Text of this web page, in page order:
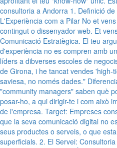
Català.
Especialistes
en
Hotels,
Restaurants,
Constructores,
Advocats,
Assessories
i
empreses
de
serveis.
offline.
Gestió
professional
de
xarxes
socials